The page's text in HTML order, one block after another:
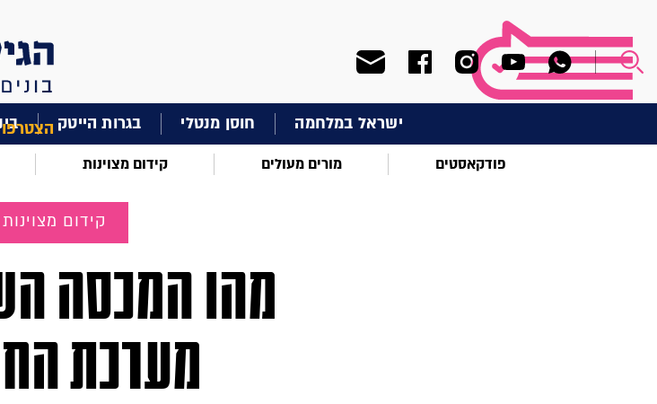
ישראל במלחמה חוסן מנטלי בגרות הייטק
פודקאסטים מורים מעולים קידום מצוינות
קידום מצוינות
מהו המכסה
מערכת